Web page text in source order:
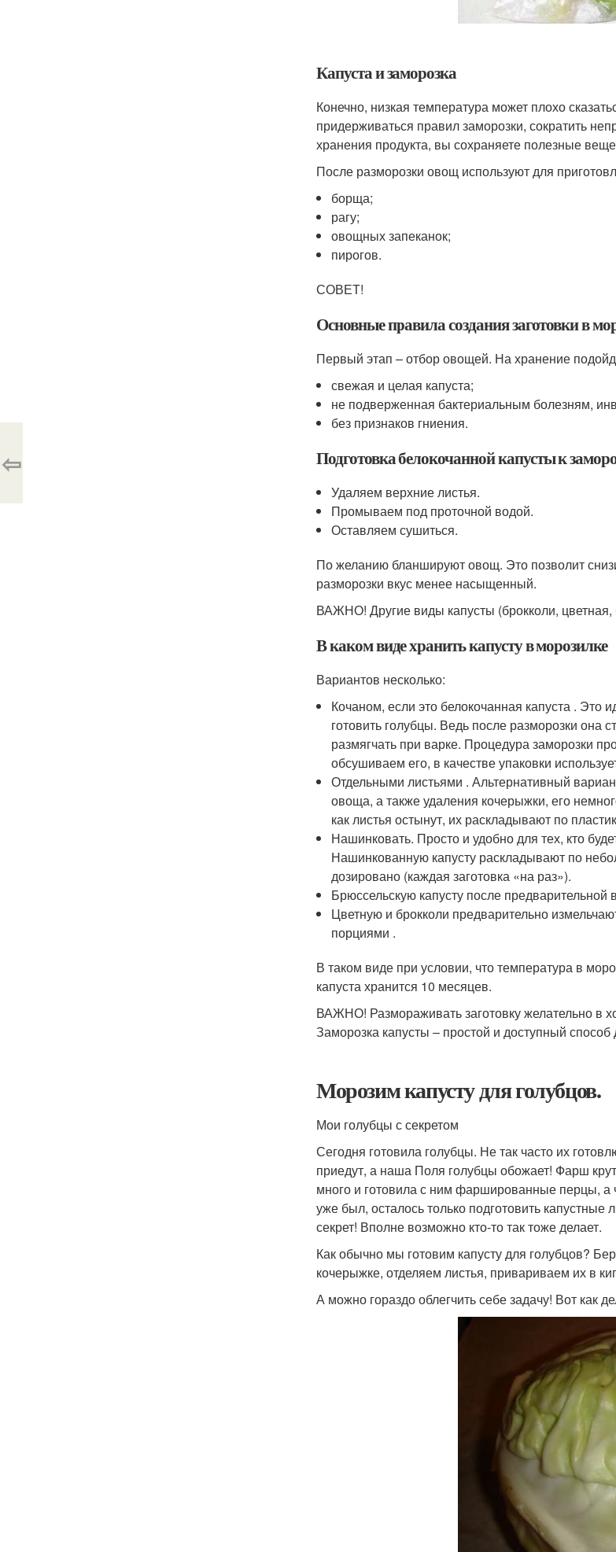
Капуста и заморозка
Конечно, низкая температура может плохо
придерживаться правил заморозки, сократить
хранения продукта, вы сохраняете полезные
После разморозки овощ используют для
борща;
рагу;
овощных запеканок;
пирогов.
СОВЕТ!
Основные правила создания заготовки в
Первый этап – отбор овощей. На хранение
свежая и целая капуста;
не подверженная бактериальным болезням,
без признаков гниения.
Подготовка белокочанной капусты к
Удаляем верхние листья.
Промываем под проточной водой.
Оставляем сушиться.
По желанию бланшируют овощ. Это позволит
разморозки вкус менее насыщенный.
ВАЖНО! Другие виды капусты (брокколи, цветная,
В каком виде хранить капусту в морозилке
Вариантов несколько:
Кочаном, если это белокочанная капуста . Это
готовить голубцы. Ведь после разморозки она
размягчать при варке. Процедура заморозки
обсушиваем его, в качестве упаковки
Отдельными листьями . Альтернативный
овоща, а также удаления кочерыжки, его
как листья остынут, их раскладывают по
Нашинковать. Просто и удобно для тех, кто
Нашинкованную капусту раскладывают по
дозировано (каждая заготовка «на раз»).
Брюссельскую капусту после предварительной
Цветную и брокколи предварительно
порциями .
В таком виде при условии, что температура в
капуста хранится 10 месяцев.
ВАЖНО! Размораживать заготовку желательно в
Заморозка капусты – простой и доступный
Морозим капусту для голубцов.
Мои голубцы с секретом
Сегодня готовила голубцы. Не так часто их
приедут, а наша Поля голубцы обожает! Фарш
много и готовила с ним фаршированные перцы, а
уже был, осталось только подготовить капустные
секрет! Вполне возможно кто-то так тоже делает.
Как обычно мы готовим капусту для голубцов?
кочерыжке, отделяем листья, привариваем их в
А можно гораздо облегчить себе задачу! Вот как
⇦